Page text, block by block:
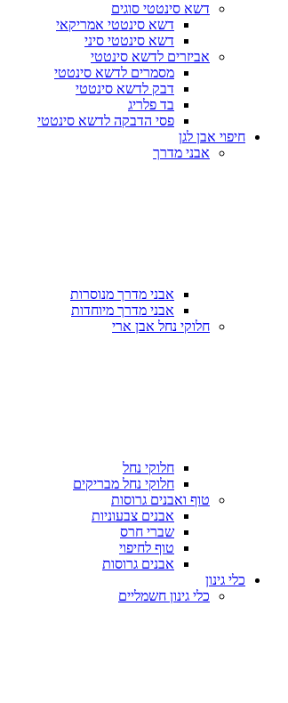
דשא סינטטי סוגים
דשא סינטטי אמריקאי
דשא סינטטי סיני
אביזרים לדשא סינטטי
מסמרים לדשא סינטטי
דבק לדשא סינטטי
בד פלריג
פסי הדבקה לדשא סינטטי
חיפוי אבן לגן
אבני מדרך
אבני מדרך מנוסרות
אבני מדרך מיוחדות
חלוקי נחל אבן ארי
חלוקי נחל
חלוקי נחל מבריקים
טוף ואבנים גרוסות
אבנים צבעוניות
שברי חרס
טוף לחיפוי
אבנים גרוסות
כלי גינון
כלי גינון חשמליים